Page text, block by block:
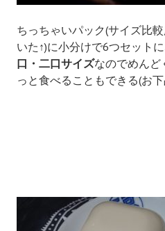
ちっちゃいパック(サイズ比
いた↑)に小分けで6つセット
口・二口サイズなのでめんど
っと食べることもできる(お下